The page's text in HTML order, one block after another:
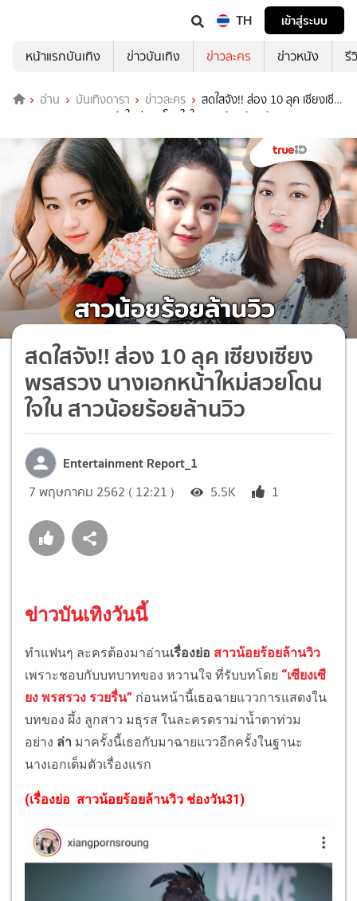
TH
เข้าสู่ระบบ
หน้าแรกบันเทิง
ข่าวบันเทิง ข่าวละคร ข่าวหนัง รี
อ่าน บันเทิงดารา ข่าวละคร
สดใสจัง!! ส่อง 10 ลุค เซียงเซี
ยง พรสรวง นางเอกหน้าใหม่สวยโดนใจใน สาวน้อยร้อยล้านวิว
สดใสจัง!! ส่อง 10 ลุค เซียงเซียง
พรสรวง นางเอกหน้าใหม่สวยโดน
ใจใน สาวน้อยร้อยล้านวิว
Entertainment Report_1
7 พฤษภาคม 2562 ( 12:21 ) 5.5K 1
ข่าวบันเทิงวันนี้
ทำแฟนๆ ละครต้องมาอ่านเรื่องย่อ สาวน้อยร้อยล้านวิว
เพราะชอบกับบทบาทของ หวานใจ ที่รับบทโดย “เซียงเซี
ยง พรสรวง รวยรื่น” ก่อนหน้านี้เธอฉายแววการแสดงใน
บทของ ผึ้ง ลูกสาว มธุรส ในละครดราม่าน้ำตาท่วม
อย่าง ล่า มาครั้งนี้เธอกับมาฉายแววอีกครั้งในฐานะ
นางเอกเต็มตัวเรื่องแรก
(เรื่องย่อ สาวน้อยร้อยล้านวิว ช่องวัน31)